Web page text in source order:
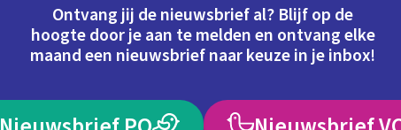
Ontvang jij de nieuwsbrief al? Blijf op de
hoogte door je aan te melden en ontvang elke
maand een nieuwsbrief naar keuze in je inbox!